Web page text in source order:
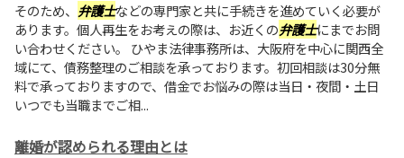
そのため、 弁護士などの専門家と共に手続きを進めていく必要が
あります。個人再生をお考えの際は、お近くの弁護士にまでお問
い合わせください。 ひやま法律事務所は、大阪府を中心に関西全
域にて、債務整理のご相談を承っております。初回相談は30分無
料で承っておりますので、借金でお悩みの際は当日・夜間・土日
いつでも当職までご相...
離婚が認められる理由とは